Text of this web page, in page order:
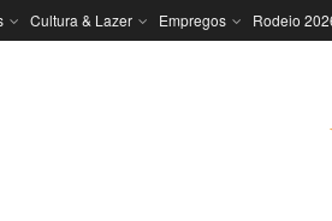
Cultura & Lazer Empregos Rodeio